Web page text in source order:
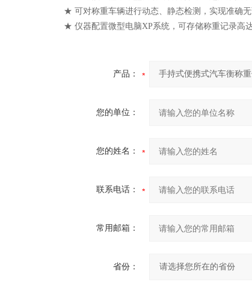
★ 可对称重车辆进行动态、静态检测，实现准确
★ 仪器配置微型电脑XP系统，可存储称重记录高
产品：
您的单位：
您的姓名：
联系电话：
常用邮箱：
省份：